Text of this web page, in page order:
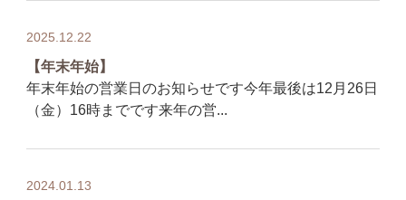
2025.12.22
【年末年始】
年末年始の営業日のお知らせです今年最後は12月26日
（金）16時までです来年の営...
2024.01.13